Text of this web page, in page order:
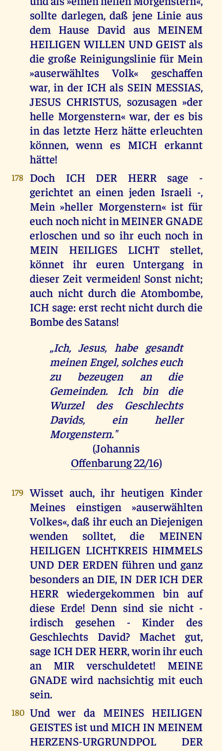
sollte darlegen, daß jene Linie aus
dem Hause David aus MEINEM
HEILIGEN WILLEN UND GEIST als
die große Reinigungslinie für Mein
»auserwähltes Volk« geschaffen
war, in der ICH als SEIN MESSIAS,
JESUS CHRISTUS, sozusagen »der
helle Morgenstern« war, der es bis
in das letzte Herz hätte erleuchten
können, wenn es MICH erkannt
hätte!
178
Doch ICH DER HERR sage -
gerichtet an einen jeden Israeli -,
Mein »heller Morgenstern« ist für
euch noch nicht in MEINER GNADE
erloschen und so ihr euch noch in
MEIN HEILIGES LICHT stellet,
könnet ihr euren Untergang in
dieser Zeit vermeiden! Sonst nicht;
auch nicht durch die Atombombe,
ICH sage: erst recht nicht durch die
Bombe des Satans!
„Ich, Jesus, habe gesandt
meinen Engel, solches euch
zu bezeugen an die
Gemeinden. Ich bin die
Wurzel des Geschlechts
Davids, ein heller
Morgenstern."
(Johannis
Offenbarung 22/16)
179 Wisset auch, ihr heutigen Kinder
Meines einstigen »auserwählten
Volkes«, daß ihr euch an Diejenigen
wenden solltet, die MEINEN
HEILIGEN LICHTKREIS HIMMELS
UND DER ERDEN führen und ganz
besonders an DIE, IN DER ICH DER
HERR wiedergekommen bin auf
diese Erde! Denn sind sie nicht -
irdisch gesehen - Kinder des
Geschlechts David? Machet gut,
sage ICH DER HERR, worin ihr euch
an MIR verschuldetet! MEINE
GNADE wird nachsichtig mit euch
sein.
180 Und wer da MEINES HEILIGEN
GEISTES ist und MICH IN MEINEM
HERZENS-URGRUNDPOL DER